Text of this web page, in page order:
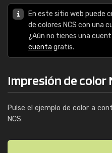
En este sitio web puede
de colores NCS con una
¿Aún no tienes una
cuenta gratis.
Impresión de color
Pulse el ejemplo de color a
NCS: